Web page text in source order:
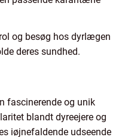
og besøg hos dyrlægen
deres sundhed.
fascinerende og unik
blandt dyreejere og
iøjnefaldende udseende